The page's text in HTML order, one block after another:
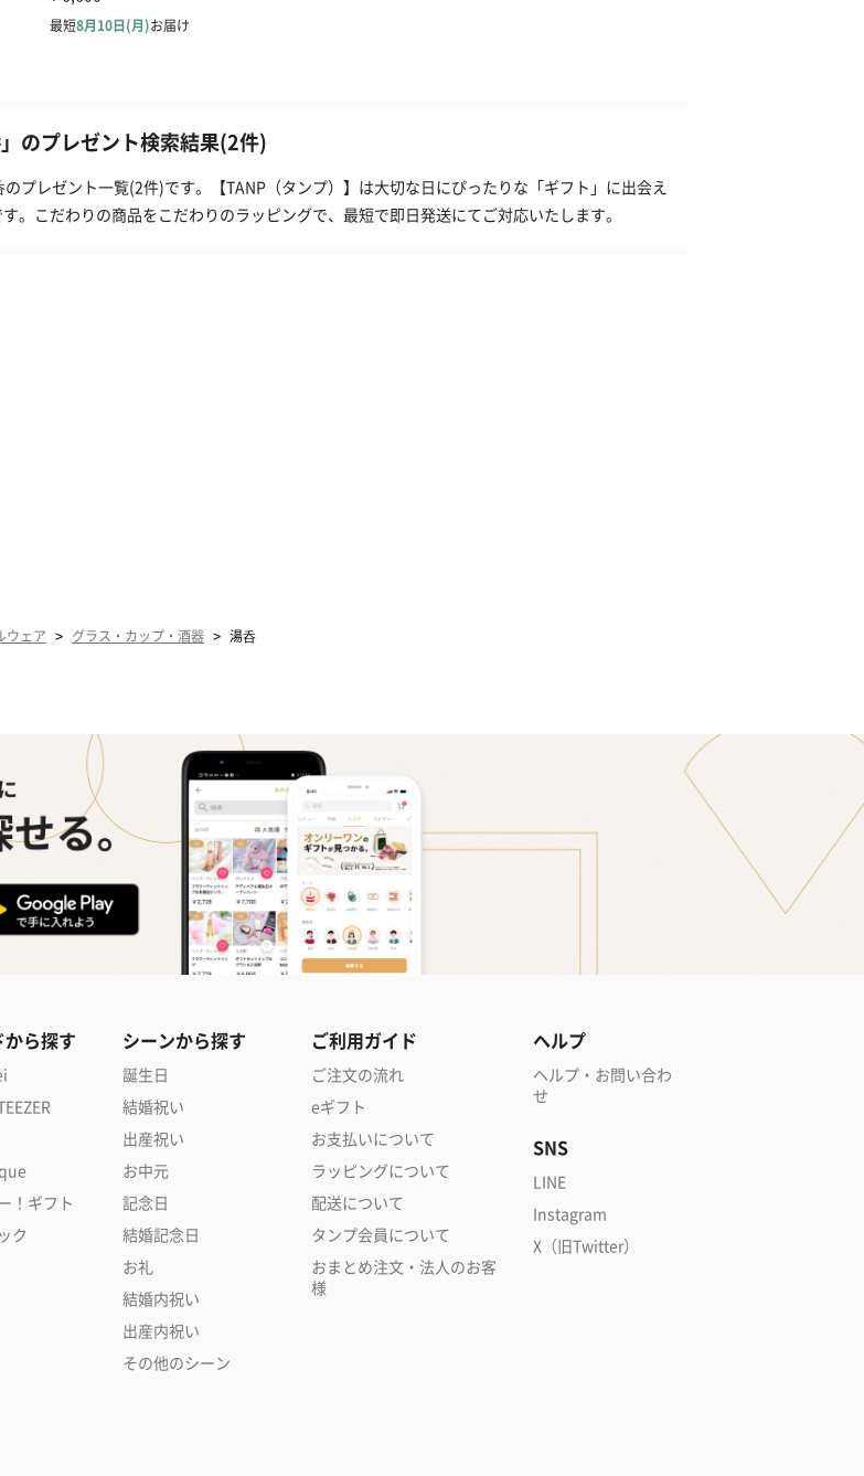
」のプレゼント検索結果(2件)
プレゼント一覧(2件)です。【TANP（タンプ）】は大切な日にぴったりな「ギフト」に出会え
。こだわりの商品をこだわりのラッピングで、最短で即日発送にてご対応いたします。
ウェア > グラス・カップ・酒器 > 湯呑
ら探す
！ギフト
ク
シーンから探す
誕生日
結婚祝い
出産祝い
お中元
記念日
結婚記念日
お礼
結婚内祝い
出産内祝い
その他のシーン
ご利用ガイド
ご注文の流れ
eギフト
お支払いについて
ラッピングについて
配送について
タンプ会員について
おまとめ注文・法人のお客
様
ヘルプ
ヘルプ・お問い合わ
せ
SNS
LINE
Instagram
X（旧Twitter）